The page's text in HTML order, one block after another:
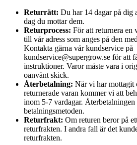
Returrätt: Du har 14 dagar på dig
dag du mottar dem.
Returprocess: För att returnera en
till vår adress som anges på den
Kontakta gärna vår kundservice på
kundservice@supergrow.se för att
instruktioner. Varor måste vara i
oanvänt skick.
Återbetalning: När vi har mottagit
returnerade varan kommer vi att
inom 5-7 vardagar.
betalningsmetoden.
Returfrakt: Om returen beror på
returfrakten. I andra fall är det
returfrakten.